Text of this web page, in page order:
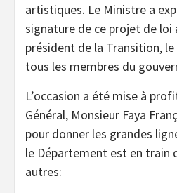
artistiques. Le Ministre a
signature de ce projet de loi
président de la Transition,
tous les membres du
L’occasion a été mise à
Général, Monsieur Faya
pour donner les grandes
le Département est en train
autres: